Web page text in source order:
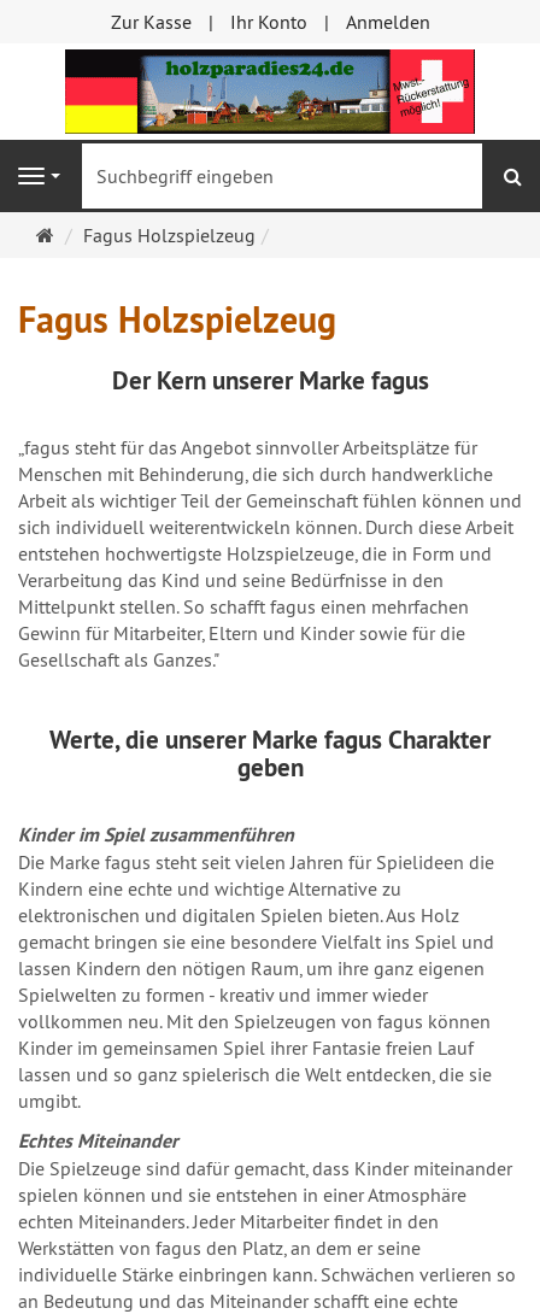
Zur Kasse Ihr Konto Anmelden
Navigation
Startseite
Fagus Holzspielzeug
Fagus Holzspielzeug
DerKernunserer Marke fagus
„fagus steht für das Angebot sinnvoller Arbeitsplätze für
Menschen mit Behinderung, die sich durch handwerkliche
Arbeit als wichtiger Teil der Gemeinschaft fühlen können und
sich individuell weiterentwickeln können. Durch diese Arbeit
entstehen hochwertigste Holzspielzeuge, die in Form und
Verarbeitung das Kind und seine Bedürfnisse in den
Mittelpunkt stellen. So schafft fagus einen mehrfachen
Gewinn für Mitarbeiter, Eltern und Kinder sowie für die
Gesellschaft als Ganzes."
Werte, die unserer Marke fagus Charakter
geben
Kinder im Spiel zusammenführen
Die Marke fagus steht seit vielen Jahren für Spielideen die
Kindern eine echte und wichtige Alternative zu
elektronischen und digitalen Spielen bieten. Aus Holz
gemacht bringen sie eine besondere Vielfalt ins Spiel und
lassen Kindern den nötigen Raum, um ihre ganz eigenen
Spielwelten zu formen - kreativ und immer wieder
vollkommen neu. Mit den Spielzeugen von fagus können
Kinder im gemeinsamen Spiel ihrer Fantasie freien Lauf
lassen und so ganz spielerisch die Welt entdecken, die sie
umgibt.
Echtes Miteinander
Die Spielzeuge sind dafür gemacht, dass Kinder miteinander
spielen können und sie entstehen in einer Atmosphäre
echten Miteinanders. Jeder Mitarbeiter ﬁndet in den
Werkstätten von fagus den Platz, an dem er seine
individuelle Stärke einbringen kann. Schwächen verlieren so
an Bedeutung und das Miteinander schafft eine echte